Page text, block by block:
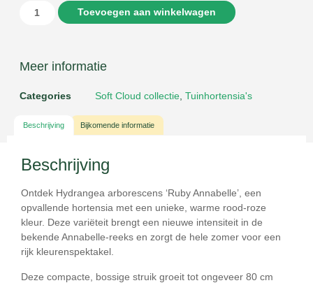
Toevoegen aan winkelwagen
Meer informatie
Categories Soft Cloud collectie Tuinhortensia's
Beschrijving Bijkomende informatie
Beschrijving
Ontdek Hydrangea arborescens ‘Ruby Annabelle’, een
opvallende hortensia met een unieke, warme rood-roze
kleur. Deze variëteit brengt een nieuwe intensiteit in de
bekende Annabelle-reeks en zorgt de hele zomer voor een
rijk kleurenspektakel.
Deze compacte, bossige struik groeit tot ongeveer 80 cm